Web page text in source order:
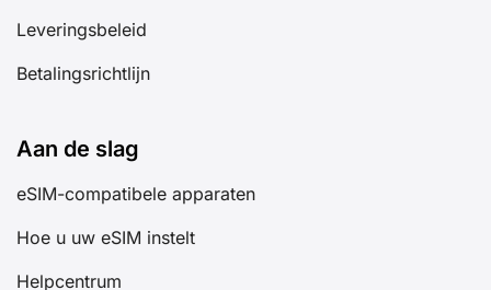
Leveringsbeleid
Betalingsrichtlijn
Aan de slag
eSIM-compatibele apparaten
Hoe u uw eSIM instelt
Helpcentrum